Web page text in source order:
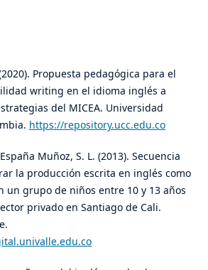
Propuesta pedagógica para el
writing en el idioma inglés a
del MICEA. Universidad
https://repository.ucc.edu.co
Muñoz, S. L. (2013). Secuencia
la producción escrita en inglés como
un grupo de niños entre 10 y 13 años
privado en Santiago de Cali.